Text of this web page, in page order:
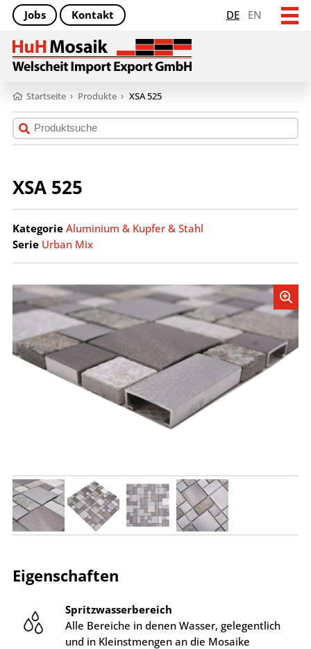
DE EN
Jobs Kontakt
Startseite › Produkte › XSA 525
XSA 525
Kategorie Aluminium & Kupfer & Stahl
Serie Urban Mix
Eigenschaften
Spritzwasserbereich
Alle Bereiche in denen Wasser, gelegentlich
und in Kleinstmengen an die Mosaike